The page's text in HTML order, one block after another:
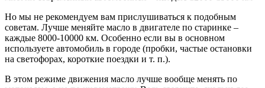
Но мы не рекомендуем вам прислушиваться к подобным
советам. Лучше меняйте масло в двигателе по старинке –
каждые 8000-10000 км. Особенно если вы в основном
используете автомобиль в городе (пробки, частые остановки
на светофорах, короткие поездки и т. п.).
В этом режиме движения масло лучше вообще менять по